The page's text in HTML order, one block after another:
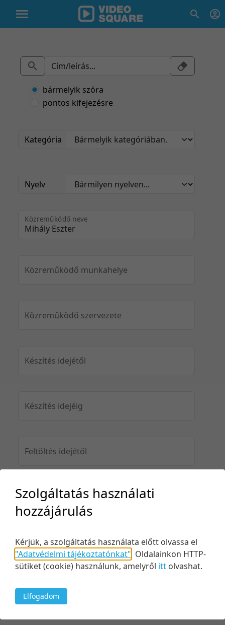
bármelyik szóra
pontos kifejezésre
Kategória
Nyelv
Közreműködő neve
Közreműködő munkahelye
Közreműködő szervezete
Készítés idejétől
Készítés idejéig
Feltöltés idejétől
Feltöltés idejéig
Keresés
Szolgáltatás használati
hozzájárulás
Kérjük, a szolgáltatás használata előtt olvassa el
"Adatvédelmi tájékoztatónkat" Oldalainkon HTTP-
sütiket (cookie) használunk, amelyről itt olvashat.
Elfogadom